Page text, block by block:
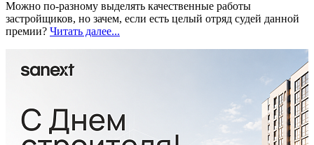
Можно по-разному выделять качественные работы
застройщиков, но зачем, если есть целый отряд судей данной
премии? Читать далее...